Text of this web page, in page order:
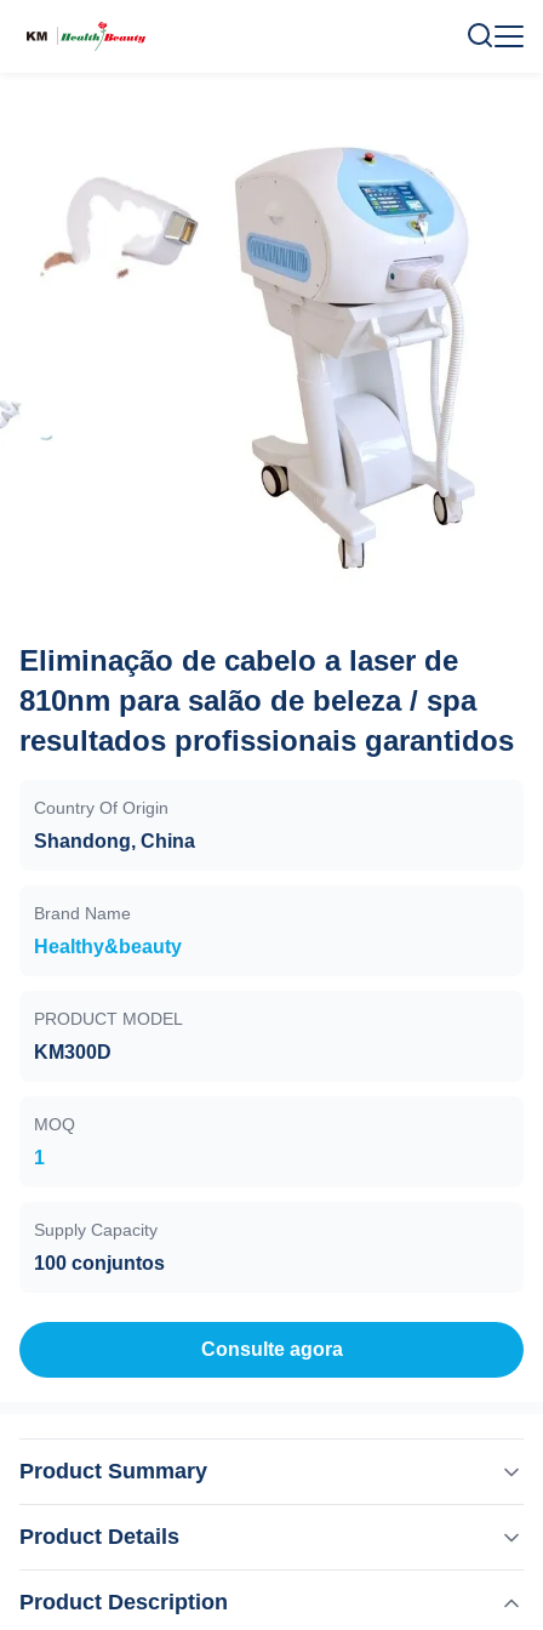
Eliminação de cabelo a laser de
810nm para salão de beleza / spa
resultados profissionais garantidos
Country Of Origin
Shandong, China
Brand Name
Healthy&beauty
PRODUCT MODEL
KM300D
MOQ
1
Supply Capacity
100 conjuntos
Consulte agora
Product Summary
velocidadeequipamento de salão de beleza para
Product Details
Product Description